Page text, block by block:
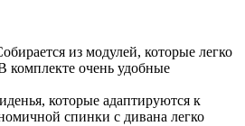
из модулей, которые легко
комплекте очень удобные
которые адаптируются к
спинки с дивана легко